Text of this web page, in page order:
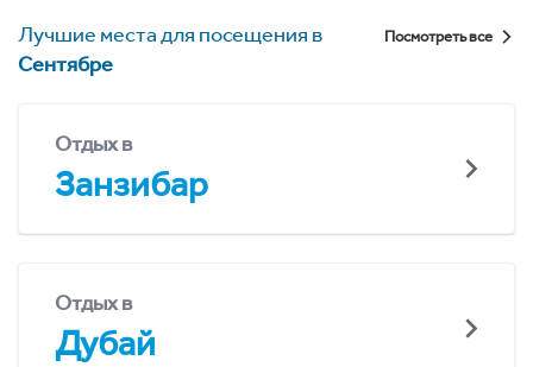
Лучшие места для посещения в
Сентябре
Посмотреть все
Отдых в
Занзибар
Отдых в
Дубай